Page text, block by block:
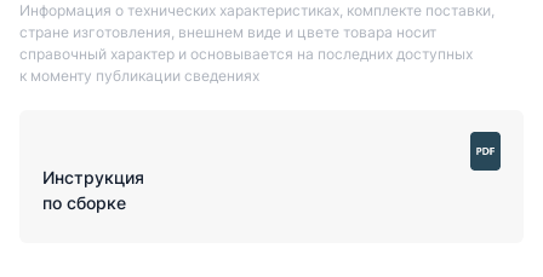
Информация о технических характеристиках, комплекте поставки,
стране изготовления, внешнем виде и цвете товара носит
справочный характер и основывается на последних доступных
к моменту публикации сведениях
Инструкция
по сборке